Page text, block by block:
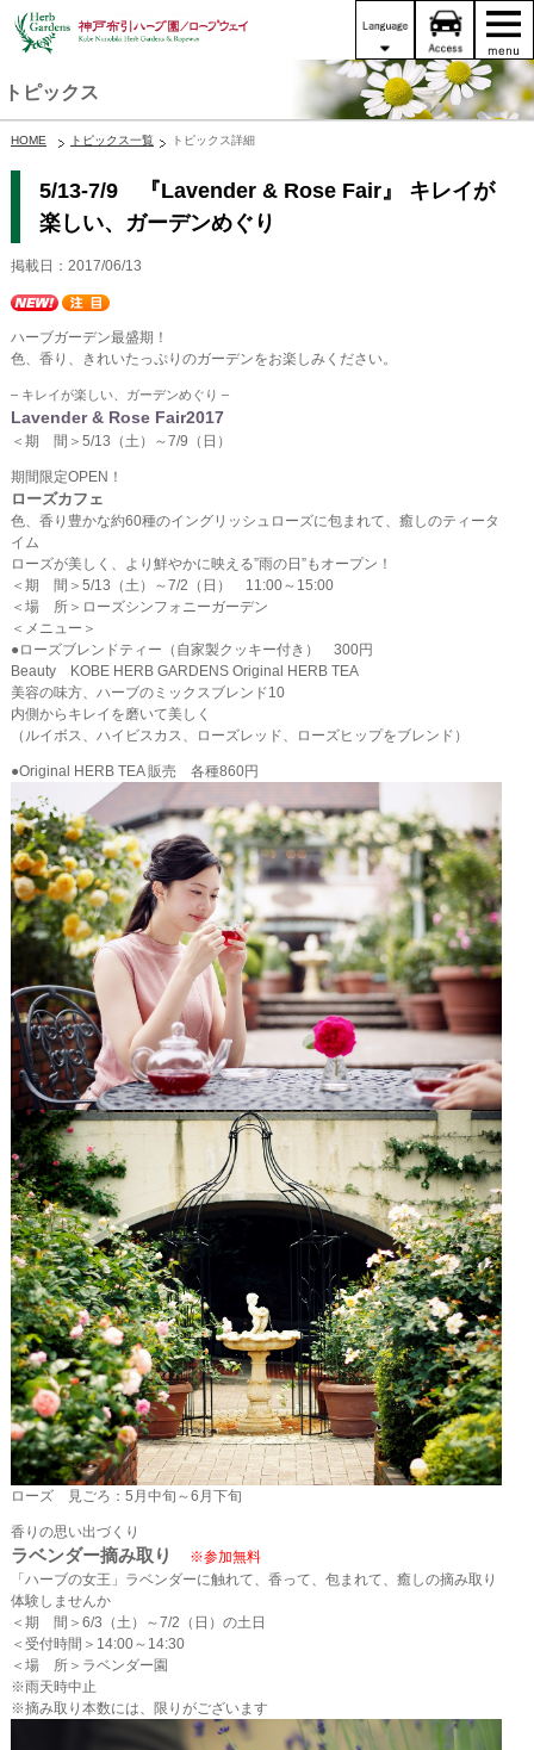
トピックス
HOME トピックス一覧 トピックス詳細
5/13-7/9 『Lavender & Rose Fair』 キレイが
楽しい、ガーデンめぐり
掲載日：2017/06/13
ハーブガーデン最盛期！
色、香り、きれいたっぷりのガーデンをお楽しみください。
– キレイが楽しい、ガーデンめぐり –
Lavender & Rose Fair2017
＜期 間＞5/13（土）～7/9（日）
期間限定OPEN！
ローズカフェ
色、香り豊かな約60種のイングリッシュローズに包まれて、癒しのティータ
イム
ローズが美しく、より鮮やかに映える”雨の日”もオープン！
＜期 間＞5/13（土）～7/2（日） 11:00～15:00
＜場 所＞ローズシンフォニーガーデン
＜メニュー＞
●ローズブレンドティー（自家製クッキー付き） 300円
Beauty KOBE HERB GARDENS Original HERB TEA
美容の味方、ハーブのミックスブレンド10
内側からキレイを磨いて美しく
（ルイボス、ハイビスカス、ローズレッド、ローズヒップをブレンド）
●Original HERB TEA 販売 各種860円
ローズ 見ごろ：5月中旬～6月下旬
香りの思い出づくり
ラベンダー摘み取り
※参加無料
「ハーブの女王」ラベンダーに触れて、香って、包まれて、癒しの摘み取り
体験しませんか
＜期 間＞6/3（土）～7/2（日）の土日
＜受付時間＞14:00～14:30
＜場 所＞ラベンダー園
※雨天時中止
※摘み取り本数には、限りがございます